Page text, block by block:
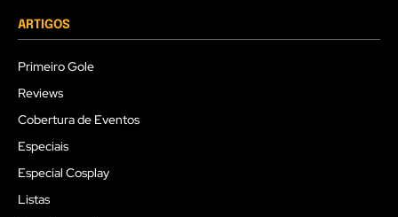
ARTIGOS
Primeiro Gole
Reviews
Cobertura de Eventos
Especiais
Especial Cosplay
Listas